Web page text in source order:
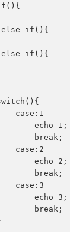
if(){
if(){
case:1
echo 1;
break;
case:2
echo 2;
break;
case:3
echo 3;
break;